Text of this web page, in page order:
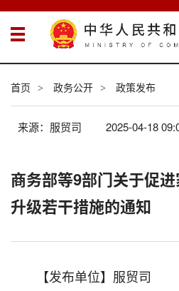
首页 > 政务公开 > 政策发布
来源：服贸司 2025-04-18
商务部等9部门关于促
升级若干措施的通知
【发布单位】服贸司